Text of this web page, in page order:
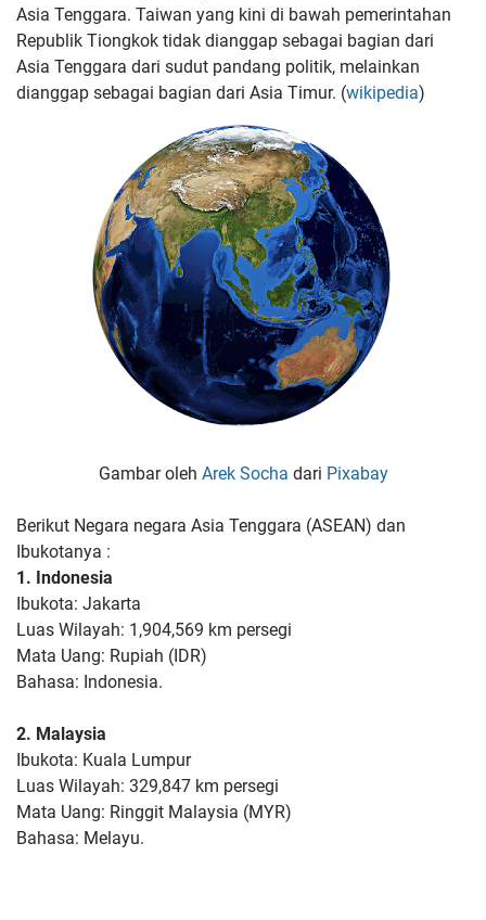
Asia Tenggara. Taiwan yang kini di bawah pemerintahan
Republik Tiongkok tidak dianggap sebagai bagian dari
Asia Tenggara dari sudut pandang politik, melainkan
dianggap sebagai bagian dari Asia Timur. (wikipedia)
Gambar oleh Arek Socha dari Pixabay
Berikut Negara negara Asia Tenggara (ASEAN) dan
Ibukotanya :
1. Indonesia
Ibukota: Jakarta
Luas Wilayah: 1,904,569 km persegi
Mata Uang: Rupiah (IDR)
Bahasa: Indonesia.
2. Malaysia
Ibukota: Kuala Lumpur
Luas Wilayah: 329,847 km persegi
Mata Uang: Ringgit Malaysia (MYR)
Bahasa: Melayu.